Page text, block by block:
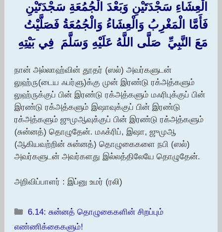
الْعِشَاءِ سَجْدَتَيْنِ وَبَعْدَ الْجُمُعَةِ سَجْدَتَيْنِ
فَأَمَّا الْمَغْرِبُ وَالْعِشَاءُ وَالْجُمُعَةُ فَصَلَّيْتُ
مَعَ النَّبِيِّ ‏ ‏صَلَّى اللَّهُ عَلَيْهِ وَسَلَّمَ ‏ ‏فِي بَيْتِهِ
நான் அல்லாஹ்வின் தூதர் (ஸல்) அவர்களுடன்
லுஹ்ரு(டைய ஃபர்ளு)க்கு முன் இரண்டு ரக்அத்களும்
லுஹ்ருக்குப் பின் இரண்டு ரக்அத்களும் மஃரிபுக்குப் பின்
இரண்டு ரக்அத்களும் இஷாவுக்குப் பின் இரண்டு
ரக்அத்களும் ஜுமுஆவுக்குப் பின் இரண்டு ரக்அத்களும்
(சுன்னத்) தொழுதேன். மஃக்ரிப், இஷா, ஜுமுஆ
(ஆகியவற்றின் சுன்னத்) தொழுகைகளை நபி (ஸல்)
அவர்களுடன் அவர்களது இல்லத்திலேயே தொழுதேன்.
அறிவிப்பாளர் : இப்னு உமர் (ரலி)
Categories
6.14: சுன்னத் தொழுகைகளின் சிறப்பும்
எண்ணிக்கைகளும்!